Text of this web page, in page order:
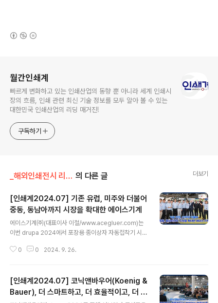
월간인쇄계
빠르게 변화하고 있는 인쇄산업의 동향 뿐 아니라 세계 인쇄시
장의 흐름, 인쇄 관련 최신 기술 정보를 모두 알아 볼 수 있는
대한민국 인쇄산업의 리딩 매거진!
구독하기
_해외인쇄전시 리포트_/DRUPA 의 다른 글 더보기
[인쇄계2024.07] 기존 유럽, 미주와 더불어
중동, 동남아까지 시장을 확대한 에이스기계
에이스기계㈜(대표이사 이철/www.acegluer.com)는
이번 drupa 2024에서 포장용 종이상자 자동접착기 시그
전후 자동화 장비를 선보여 유럽은 물론 세계 각지에서 기
에이스기계에서 출품한 자동 접착 솔루션은 주력 수출 모
델이자 하이엔드 모델인 시그니처 엘리트(SIGNATURE E
LITE-110N46CS)는 단면과 3면, 4면은 물론 6면까지
0 0 2024. 9. 26.
[인쇄계2024.07] 코닉앤바우어(Koenig &
Bauer), 더 스마트하고, 더 효율적이고, 더 비